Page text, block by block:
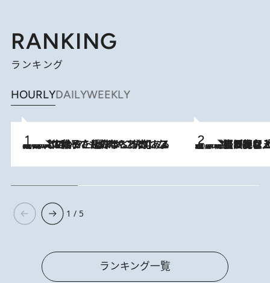
RANKING
ランキング
HOURLYDAILYWEEKLY
2026.8.5
【阿川佐和子さんの年とる力】なぜ70代で始めた趣味は“こんなに楽しい”のか？ ピアノ、俳句…スランプに陥っても続けられる“ある秘訣”とは 2026.8.5
【なぜ吉沢亮は「気配を消せる」のか？】興行収入208億の『国宝』を経て挑むミュージカル『ディア・エヴァン・ハンセン』。トップ俳優が舞台上でさらけ出した“孤独”とは
1 / 5
ランキング一覧